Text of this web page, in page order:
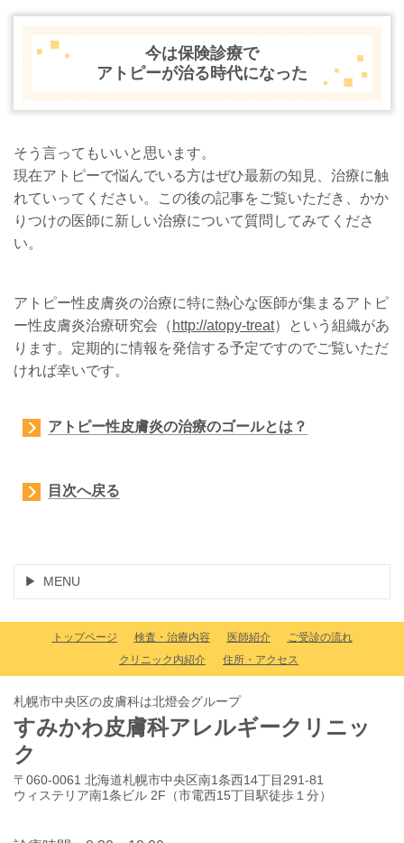
今は保険診療で
アトピーが治る時代になった
そう言ってもいいと思います。
現在アトピーで悩んでいる方はぜひ最新の知見、治療に触
れていってください。この後の記事をご覧いただき、かか
りつけの医師に新しい治療について質問してみてくださ
い。
アトピー性皮膚炎の治療に特に熱心な医師が集まるアトピ
ー性皮膚炎治療研究会（ http://atopy-treat）という組織があ
ります。定期的に情報を発信する予定ですのでご覧いただ
ければ幸いです。
アトピー性皮膚炎の治療のゴールとは？
目次へ戻る
MENU
トップページ 検査・治療内容 医師紹介
ご受診の流れ
クリニック内紹介
住所・アクセス
札幌市中央区の皮膚科は北燈会グループ
すみかわ皮膚科アレルギークリニッ
ク
〒060-0061 北海道札幌市中央区南1条西14丁目291-81
ウィステリア南1条ビル 2F（市電西15丁目駅徒歩１分）